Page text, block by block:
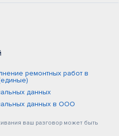
ремонтных работ в
данных
данных в ООО
ваш разговор может быть